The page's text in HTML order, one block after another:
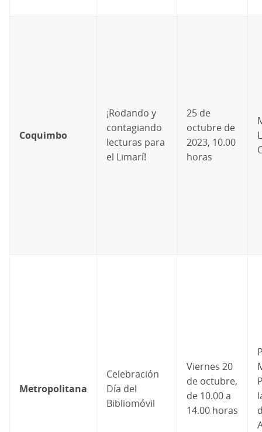
Coquimbo
¡Rodando y
contagiando
lecturas para
el Limarí!
25 de
octubre de
2023, 10.00
horas
Metropolitana
Celebración
Día del
Bibliomóvil
Viernes 20
de octubre,
de 10.00 a
14.00 horas